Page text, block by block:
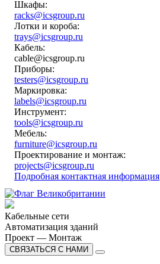
Шкафы:
racks@icsgroup.ru
Лотки и короба:
trays@icsgroup.ru
Кабель:
cable@icsgroup.ru
Приборы:
testers@icsgroup.ru
Маркировка:
labels@icsgroup.ru
Инструмент:
tools@icsgroup.ru
Мебель:
furniture@icsgroup.ru
Проектирование и монтаж:
projects@icsgroup.ru
Подробная контактная информация
Кабельные сети
Автоматизация зданий
Проект — Монтаж
СВЯЗАТЬСЯ С НАМИ